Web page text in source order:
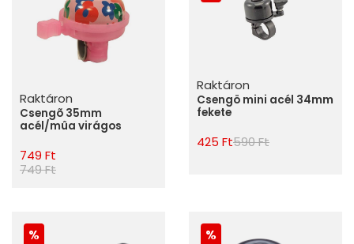
Raktáron
Csengõ 35mm
acél/mûa virágos
749 Ft
749 Ft
Raktáron
Csengö mini acél 34mm
fekete
425 Ft590 Ft